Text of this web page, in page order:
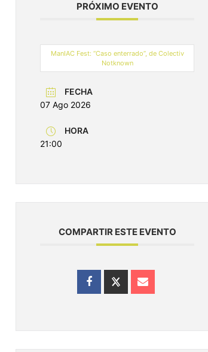
PRÓXIMO EVENTO
ManIAC Fest: “Caso enterrado”, de Colectiv
Notknown
FECHA
07 Ago 2026
HORA
21:00
COMPARTIR ESTE EVENTO